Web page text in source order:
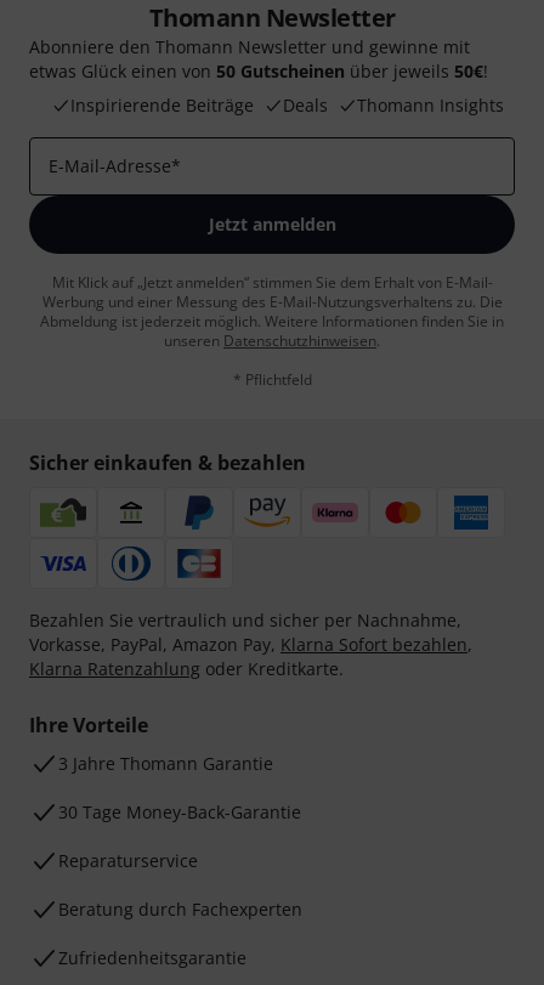
Thomann Newsletter
Abonniere den Thomann Newsletter und gewinne mit
etwas Glück einen von 50 Gutscheinen über jeweils 50€!
Inspirierende Beiträge
Deals Thomann Insights
E-Mail-Adresse*
Jetzt anmelden
Mit Klick auf „Jetzt anmelden“ stimmen Sie dem Erhalt von E-Mail-
Werbung und einer Messung des E-Mail-Nutzungsverhaltens zu. Die
Abmeldung ist jederzeit möglich. Weitere Informationen finden Sie in
unseren Datenschutzhinweisen.
* Pflichtfeld
Sicher einkaufen & bezahlen
Bezahlen Sie vertraulich und sicher per Nachnahme,
Vorkasse, PayPal, Amazon Pay, Klarna Sofort bezahlen,
Klarna Ratenzahlung oder Kreditkarte.
Ihre Vorteile
3 Jahre Thomann Garantie
30 Tage Money-Back-Garantie
Reparaturservice
Beratung durch Fachexperten
Zufriedenheitsgarantie